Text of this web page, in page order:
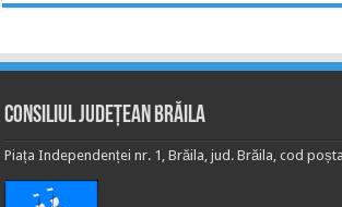
Consiliul Județean Brăila
Piața Independenței nr. 1, Brăila, jud. Brăila, cod